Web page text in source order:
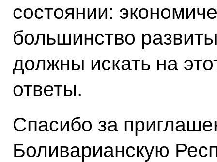
состоянии:
большинство
должны искать на
ответы.
Спасибо за
Боливарианскую